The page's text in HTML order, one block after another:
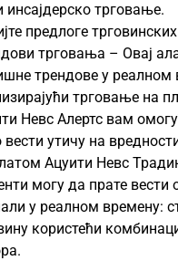
инсајдерско трговање.
предлоге
трговања – Овај
трендове у реалном
трговање на
Невс Алертс вам
вести утичу на
Ацуити Невс
могу да прате вести
у реалном времену:
користећи